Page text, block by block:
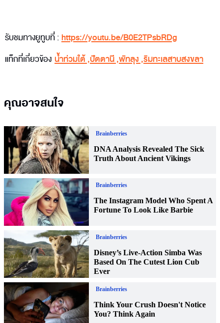
รับชมทางยูทูบที่ : https://youtu.be/B0E2TPsbRDg
แท็กที่เกี่ยวข้อง น้ำท่วมใต้,ปัตตานี,พัทลุง ,ริมทะเลสาบสงขลา
คุณอาจสนใจ